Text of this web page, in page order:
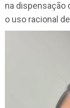
na dispensação
o uso racional